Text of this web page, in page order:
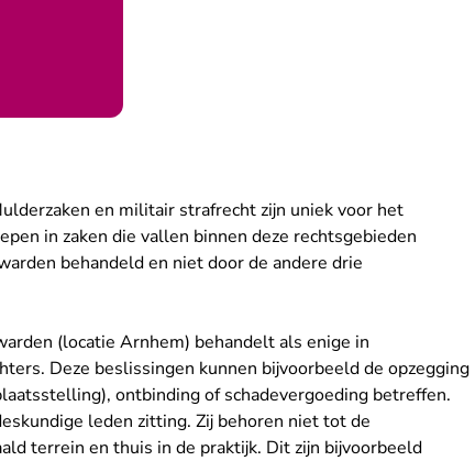
en militair strafrecht zijn uniek voor het
in zaken die vallen binnen deze rechtsgebieden
behandeld en niet door de andere drie
(locatie Arnhem) behandelt als enige in
Deze beslissingen kunnen bijvoorbeeld de opzegging
ontbinding of schadevergoeding betreffen.
leden zitting. Zij behoren niet tot de
terrein en thuis in de praktijk. Dit zijn bijvoorbeeld